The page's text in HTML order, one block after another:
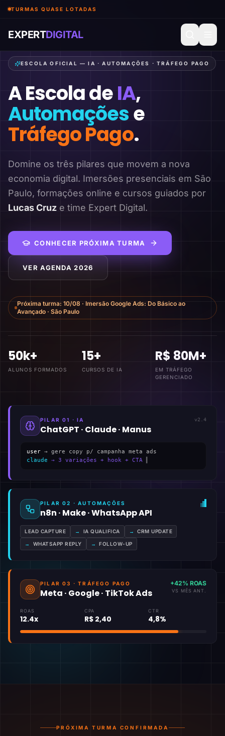
TURMAS QUASE LOTADAS
EXPERTDIGITAL
ESCOLA OFICIAL — IA · AUTOMAÇÕES · TRÁFEGO PAGO
A Escola deIA,
Automaçõese
Tráfego Pago.
Domine os três pilares que movem a nova
economia digital. Imersões presenciais em São
Paulo, formações online e cursos guiados por
Lucas Cruz e time Expert Digital.
CONHECER PRÓXIMA TURMA
VER AGENDA 2026
Próxima turma: 10/08 · Imersão Google Ads: Do Básico ao
Avançado · São Paulo
50k+
ALUNOS FORMADOS
15+
CURSOS DE IA
R$ 80M+
EM TRÁFEGO
GERENCIADO
PILAR 01 · IA
ChatGPT · Claude · Manus
v2.4
user → gere copy p/ campanha meta ads
claude → 3 variações + hook + CTA
PILAR 02 · AUTOMAÇÕES
n8n · Make · WhatsApp API
LEAD CAPTURE → IA QUALIFICA → CRM UPDATE
→ WHATSAPP REPLY → FOLLOW-UP
PILAR 03 · TRÁFEGO PAGO
Meta · Google · TikTok Ads
+42% ROAS
VS MÊS ANT.
ROAS
12.4x
CPA
R$ 2,40
CTR
4,8%
PRÓXIMA TURMA CONFIRMADA